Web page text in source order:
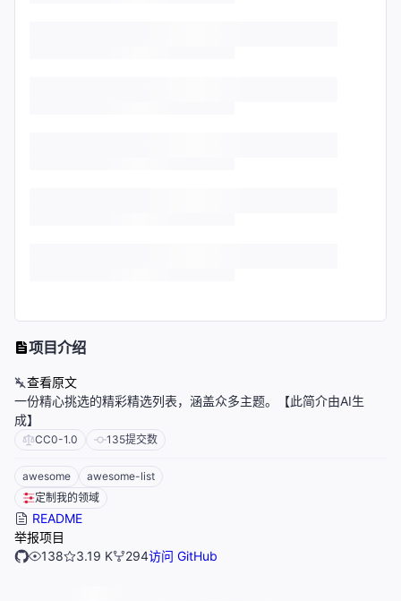
项目介绍
查看原文
一份精心挑选的精彩精选列表，涵盖众多主题。【此简介由AI生
成】
CC0-1.0 135提交数
awesome
awesome-list
定制我的领域
README
举报项目
138
3.19 K 294访问 GitHub